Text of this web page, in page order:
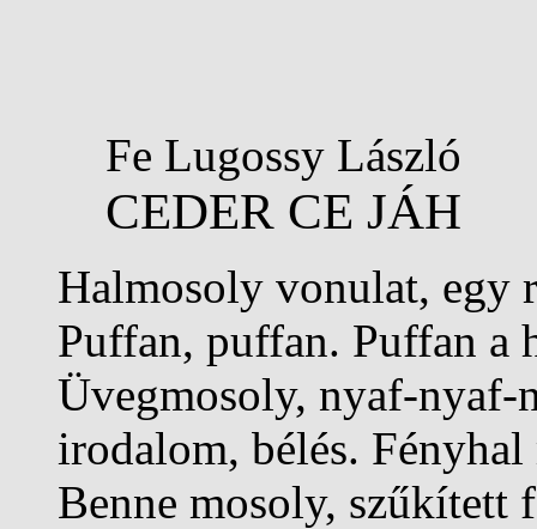
Fe Lugossy László
CEDER CE JÁH
Halmosoly vonulat, egy
Puffan, puffan. Puffan a
Üvegmosoly, nyaf-nyaf-
irodalom, bélés.
Benne mosoly, szűkített